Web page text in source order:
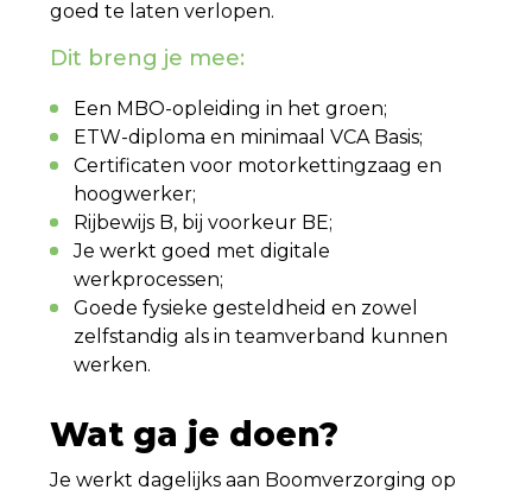
goed te laten verlopen.
Dit breng je mee:
Een MBO-opleiding in het groen;
ETW-diploma en minimaal VCA Basis;
Certificaten voor motorkettingzaag en
hoogwerker;
Rijbewijs B, bij voorkeur BE;
Je werkt goed met digitale
werkprocessen;
Goede fysieke gesteldheid en zowel
zelfstandig als in teamverband kunnen
werken.
Wat ga je doen?
Je werkt dagelijks aan Boomverzorging op